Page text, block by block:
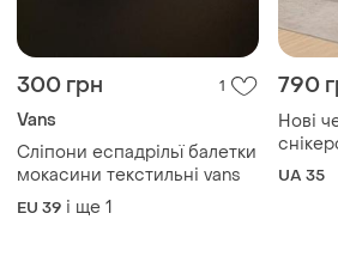
300 грн 1
Vans
Сліпони еспадрільї балетки
мокасини текстильні vans
EU 39 і ще 1
790
Нові
UA 35